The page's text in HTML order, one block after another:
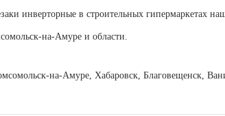
инверторные в строительных гипермаркетах
на-Амуре и области.
на-Амуре, Хабаровск, Благовещенск,